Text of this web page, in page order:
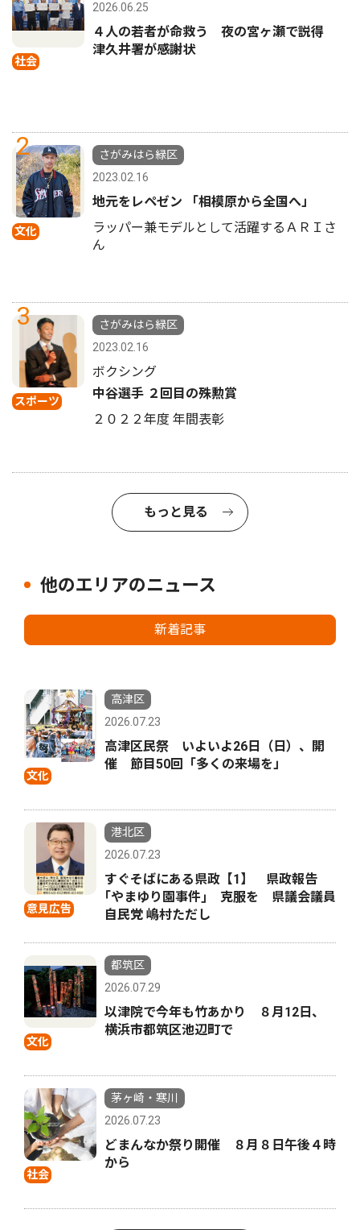
社会
2026.06.25
４人の若者が命救う 夜の宮ヶ瀬で説得
津久井署が感謝状
2
文化
さがみはら緑区
2023.02.16
地元をレペゼン 「相模原から全国へ」
ラッパー兼モデルとして活躍するＡＲＩさ
ん
3
スポーツ
さがみはら緑区
2023.02.16
ボクシング
中谷選手 ２回目の殊勲賞
２０２２年度 年間表彰
もっと見る
他のエリアのニュース
新着記事
文化
高津区
2026.07.23
高津区民祭 いよいよ26日（日）、開
催 節目50回「多くの来場を」
意見広告
港北区
2026.07.23
すぐそばにある県政【1】 県政報告
｢やまゆり園事件｣ 克服を 県議会議員
自民党 嶋村ただし
文化
都筑区
2026.07.29
以津院で今年も竹あかり ８月12日、
横浜市都筑区池辺町で
社会
茅ヶ崎・寒川
2026.07.23
どまんなか祭り開催 ８月８日午後４時
から